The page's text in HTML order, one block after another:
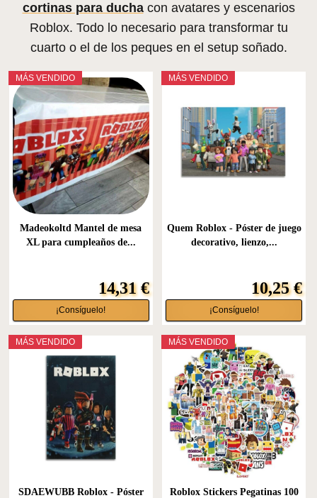
cortinas para duchacon avatares y escenarios
Roblox. Todo lo necesario para transformar tu
cuarto o el de los peques en el setup soñado.
MÁS VENDIDO
Madeokoltd Mantel de mesa
XL para cumpleaños de...
14,31 €
¡Consíguelo!
MÁS VENDIDO
Quem Roblox - Póster de juego
decorativo, lienzo,...
10,25 €
¡Consíguelo!
MÁS VENDIDO
SDAEWUBB Roblox - Póster
MÁS VENDIDO
Roblox Stickers Pegatinas 100